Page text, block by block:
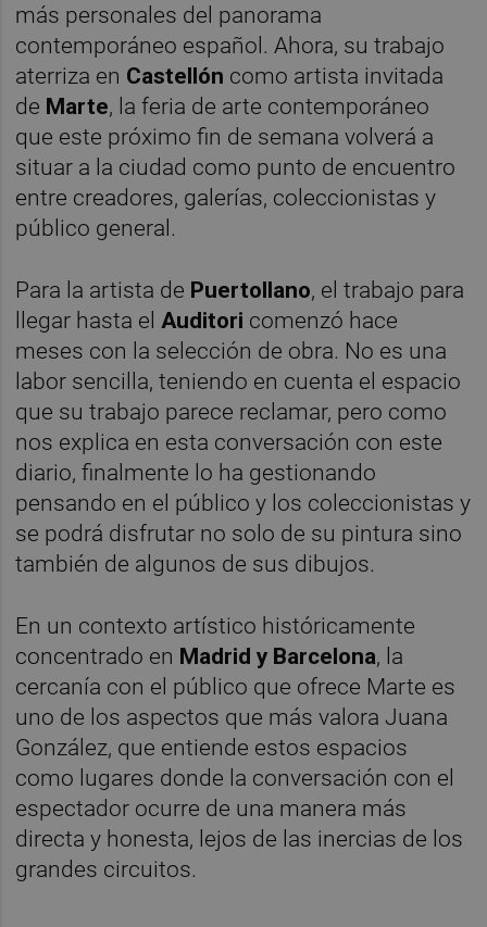
más personales del panorama
contemporáneo español. Ahora, su trabajo
aterriza en Castellón como artista invitada
de Marte, la feria de arte contemporáneo
que este próximo fin de semana volverá a
situar a la ciudad como punto de encuentro
entre creadores, galerías, coleccionistas y
público general.
Para la artista de Puertollano, el trabajo para
llegar hasta elAuditori comenzó hace
meses con la selección de obra. No es una
labor sencilla, teniendo en cuenta el espacio
que su trabajo parece reclamar, pero como
nos explica en esta conversación con este
diario, finalmente lo ha gestionando
pensando en el público y los coleccionistas y
se podrá disfrutar no solo de su pintura sino
también de algunos de sus dibujos.
En un contexto artístico históricamente
concentrado en Madrid y Barcelona, la
cercanía con el público que ofrece Marte es
uno de los aspectos que más valora Juana
González, que entiende estos espacios
como lugares donde la conversación con el
espectador ocurre de una manera más
directa y honesta, lejos de las inercias de los
grandes circuitos.